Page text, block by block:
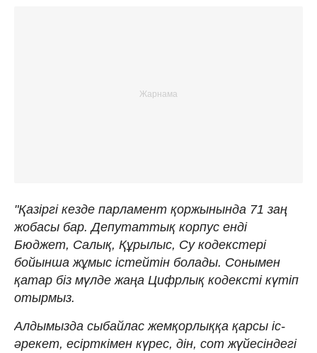
"Қазіргі кезде парламент қоржынында 71 заң
жобасы бар. Депутаттық корпус енді
Бюджет, Салық, Құрылыс, Су кодекстері
бойынша жұмыс істейтін болады. Сонымен
қатар біз мүлде жаңа Цифрлық кодексті күтіп
отырмыз.
Алдымызда сыбайлас жемқорлыққа қарсы іс-
әрекет, есірткімен күрес, дін, сот жүйесіндегі